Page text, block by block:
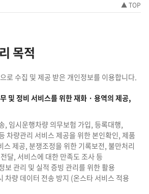
▲ TOP
목적
로 수집 및 제공 받은 개인정보를 이용합니다.
및 정비 서비스를 위한 재화 · 용역의 제공,
, 임시운행차량 의무보험 가입, 등록대행,
차량관리 서비스 제공을 위한 본인확인, 제품
스 제공, 분쟁조정을 위한 기록보전, 불만처리
달, 서비스에 대한 만족도 조사 등
보 관리 및 실적 증빙 관리를 위한 활용
차량 데이터 전송 방지 (온스타 서비스 적용